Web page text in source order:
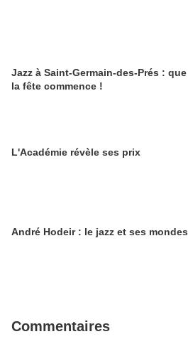
Jazz à Saint-Germain-des-Prés : que
la fête commence !
L'Académie révèle ses prix
André Hodeir : le jazz et ses mondes
Commentaires